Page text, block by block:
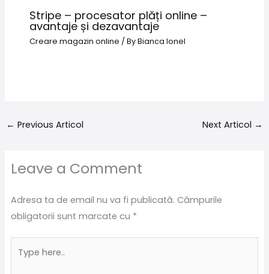
Stripe – procesator plăți online –
avantaje și dezavantaje
Creare magazin online / ByBianca Ionel
← Previous Articol Next Articol →
Leave a Comment
Adresa ta de email nu va fi publicată. Câmpurile
obligatorii sunt marcate cu *
here..